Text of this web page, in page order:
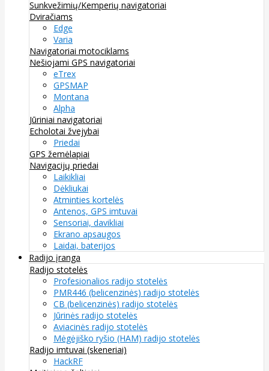
Sunkvežimių/Kemperių navigatoriai
Dviračiams
Edge
Varia
Navigatoriai motociklams
Nešiojami GPS navigatoriai
eTrex
GPSMAP
Montana
Alpha
Jūriniai navigatoriai
Echolotai žvejybai
Priedai
GPS žemėlapiai
Navigacijų priedai
Laikikliai
Dėkliukai
Atminties kortelės
Antenos, GPS imtuvai
Sensoriai, davikliai
Ekrano apsaugos
Laidai, baterijos
Radijo įranga
Radijo stotelės
Profesionalios radijo stotelės
PMR446 (belicenzinės) radijo stotelės
CB (belicenzinės) radijo stotelės
Jūrinės radijo stotelės
Aviacinės radijo stotelės
Mėgėjiško ryšio (HAM) radijo stotelės
Radijo imtuvai (skeneriai)
HackRF